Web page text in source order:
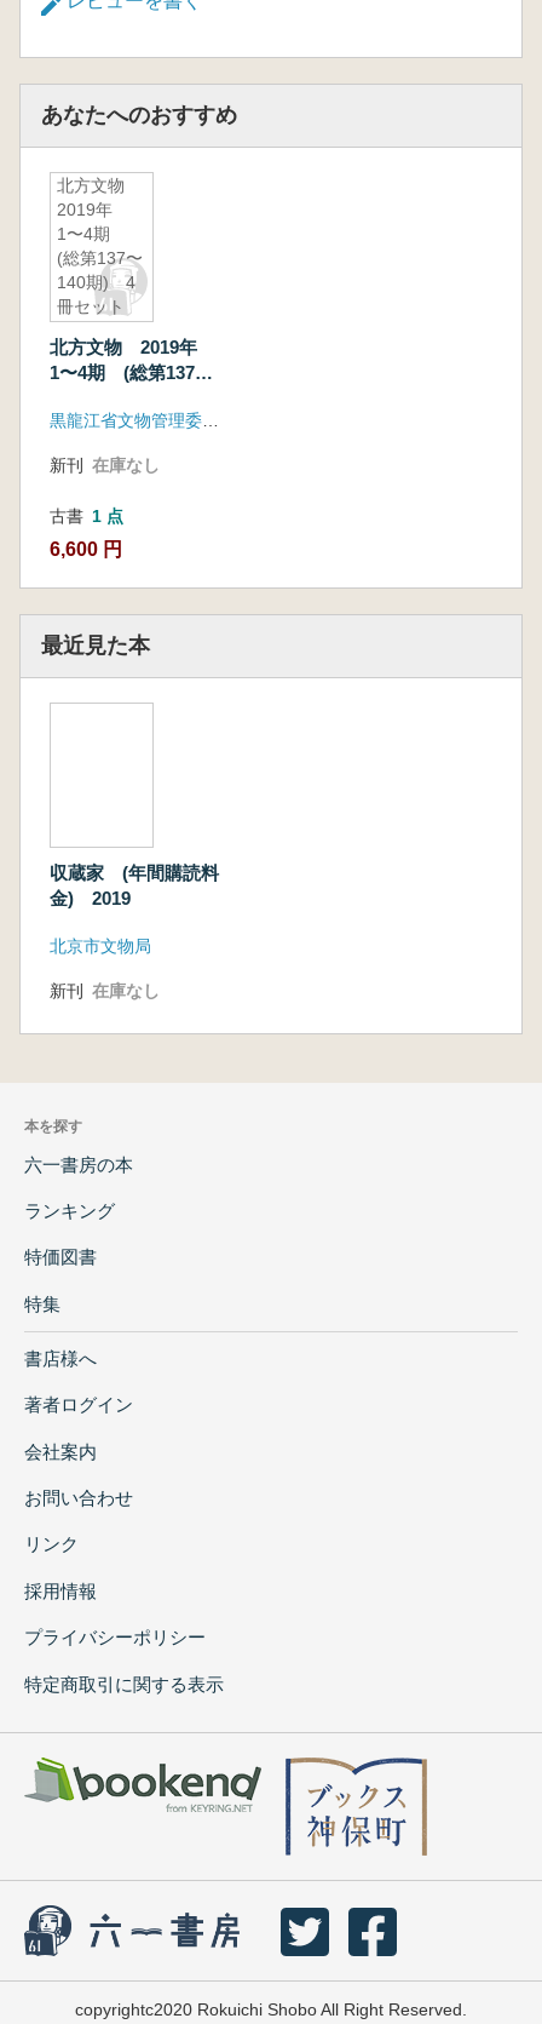
あなたへのおすすめ
北方文物
2019年
1〜4期
(総第137〜
140期) 4
冊セット
北方文物 2019年
1〜4期 (総第137〜
新刊 在庫なし
古書 1 点
6,600 円
最近見た本
収蔵家 (年間購読料
金) 2019
北京市文物局
新刊 在庫なし
本を探す
六一書房の本
ランキング
特価図書
特集
書店様へ
著者ログイン
会社案内
お問い合わせ
リンク
採用情報
プライバシーポリシー
特定商取引に関する表示
copyrightc2020 Rokuichi Shobo All Right Reserved.